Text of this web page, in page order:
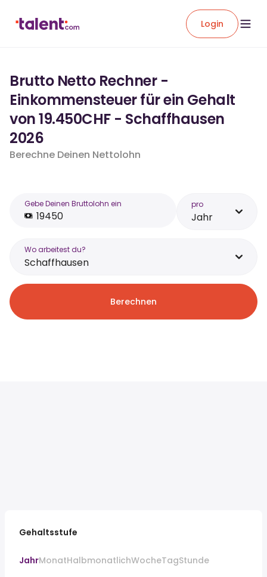
Login
Brutto Netto Rechner -
Einkommensteuer für ein Gehalt
von 19.450CHF - Schaffhausen
2026
Berechne Deinen Nettolohn
Gebe Deinen Bruttolohn ein pro
Jahr
Wo arbeitest du?
Schaffhausen
Berechnen
Gehaltsstufe
JahrMonatHalbmonatlichWocheTagStunde